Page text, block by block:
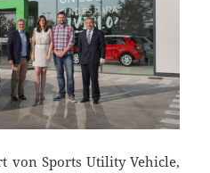
von Sports Utility Vehicle,